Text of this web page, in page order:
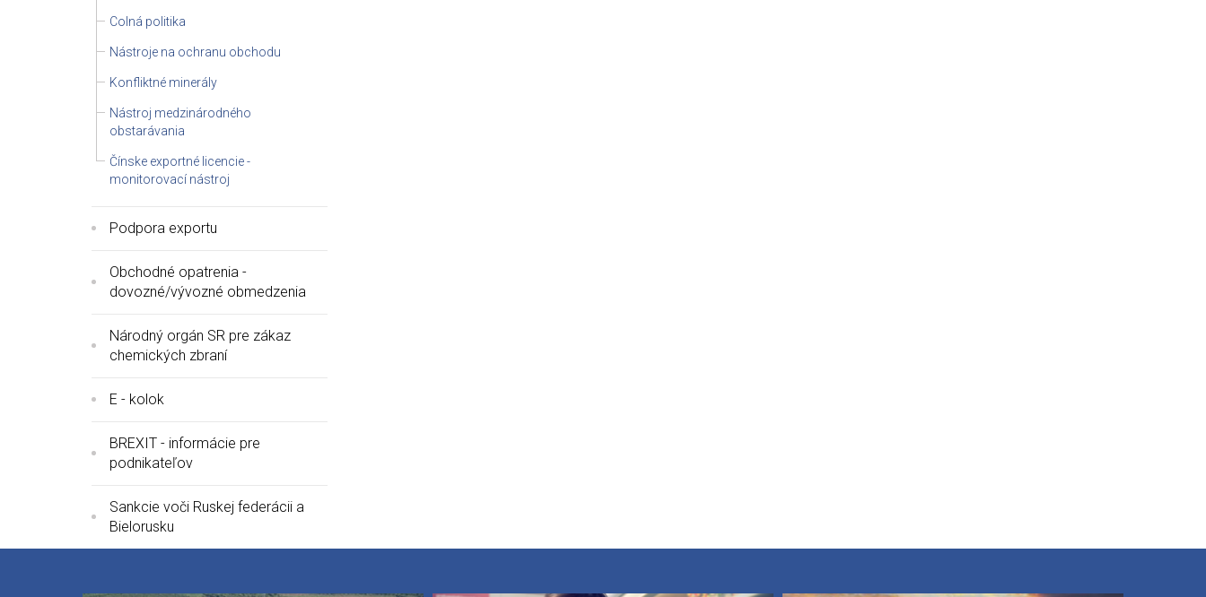
Colná politika
Nástroje na ochranu obchodu
Konfliktné minerály
Nástroj medzinárodného
obstarávania
Čínske exportné licencie -
monitorovací nástroj
Podpora exportu
Obchodné opatrenia -
dovozné/vývozné obmedzenia
Národný orgán SR pre zákaz
chemických zbraní
E - kolok
BREXIT - informácie pre
podnikateľov
Sankcie voči Ruskej federácii a
Bielorusku